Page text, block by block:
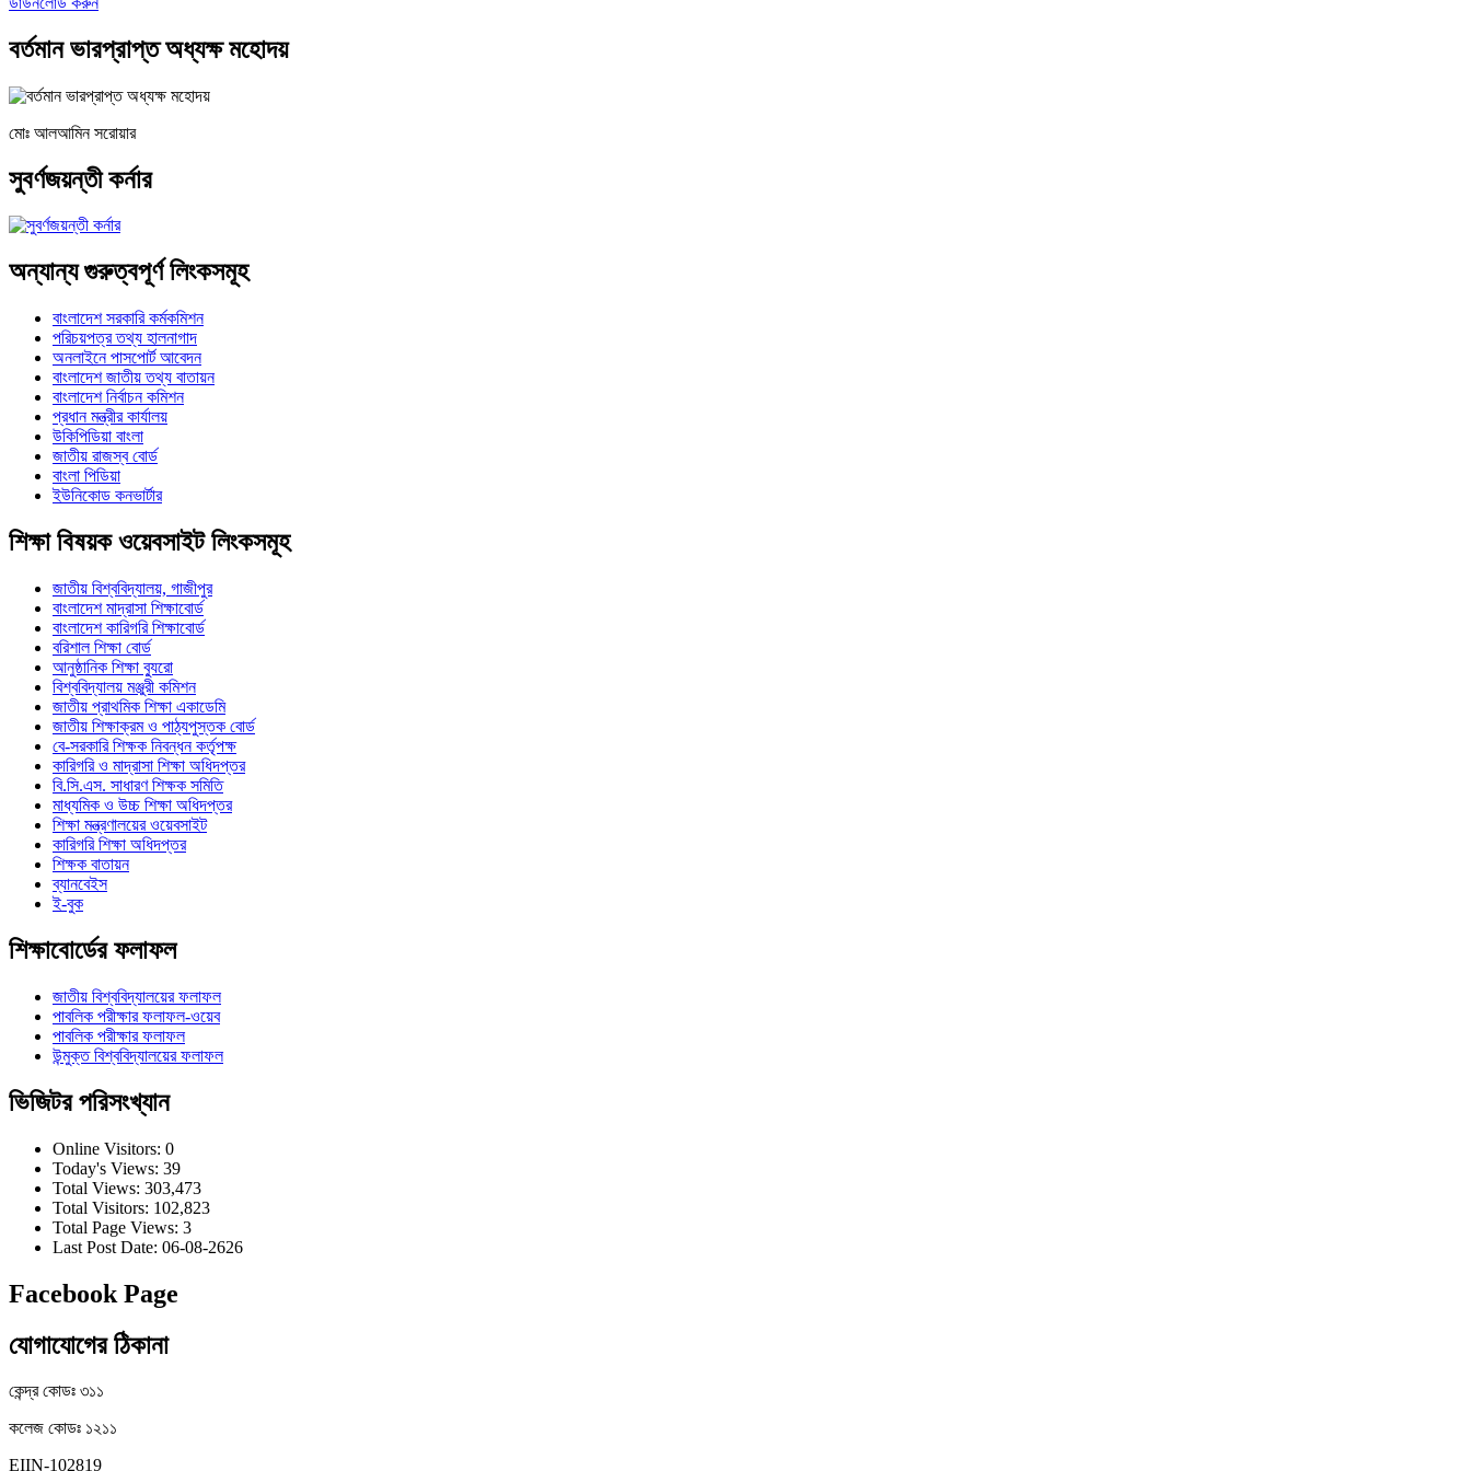
বর্তমান ভারপ্রাপ্ত অধ্যক্ষ মহোদয়
মোঃ আলআমিন সরোয়ার
সুবর্ণজয়ন্তী কর্নার
অন্যান্য গুরুত্বপূর্ণ লিংকসমূহ
বাংলাদেশ সরকারি কর্মকমিশন
পরিচয়পত্র তথ্য হালনাগাদ
অনলাইনে পাসপোর্ট আবেদন
বাংলাদেশ জাতীয় তথ্য বাতায়ন
বাংলাদেশ নির্বাচন কমিশন
প্রধান মন্ত্রীর কার্যালয়
উকিপিডিয়া বাংলা
জাতীয় রাজস্ব বোর্ড
বাংলা পিডিয়া
ইউনিকোড কনভার্টার
শিক্ষা বিষয়ক ওয়েবসাইট লিংকসমূহ
জাতীয় বিশ্ববিদ্যালয়, গাজীপুর
বাংলাদেশ মাদ্রাসা শিক্ষাবোর্ড
বাংলাদেশ কারিগরি শিক্ষাবোর্ড
বরিশাল শিক্ষা বোর্ড
আনুষ্ঠানিক শিক্ষা ব্যুরো
বিশ্ববিদ্যালয় মঞ্জুরী কমিশন
জাতীয় প্রাথমিক শিক্ষা একাডেমি
জাতীয় শিক্ষাক্রম ও পাঠ্যপুস্তক বোর্ড
বে-সরকারি শিক্ষক নিবন্ধন কর্তৃপক্ষ
কারিগরি ও মাদ্রাসা শিক্ষা অধিদপ্তর
বি.সি.এস. সাধারণ শিক্ষক সমিতি
মাধ্যমিক ও উচ্চ শিক্ষা অধিদপ্তর
শিক্ষা মন্ত্রণালয়ের ওয়েবসাইট
কারিগরি শিক্ষা অধিদপ্তর
শিক্ষক বাতায়ন
ব্যানবেইস
ই-বুক
শিক্ষাবোর্ডের ফলাফল
জাতীয় বিশ্ববিদ্যালয়ের ফলাফল
পাবলিক পরীক্ষার ফলাফল-ওয়েব
পাবলিক পরীক্ষার ফলাফল
উন্মুক্ত বিশ্ববিদ্যালয়ের ফলাফল
ভিজিটর পরিসংখ্যান
Online Visitors: 0
Today's Views: 39
Total Views: 303,473
Total Visitors: 102,823
Total Page Views: 3
Last Post Date: 06-08-2626
Facebook Page
যোগাযোগের ঠিকানা
কেন্দ্র কোডঃ ৩১১
কলেজ কোডঃ ১২১১
EIIN-102819